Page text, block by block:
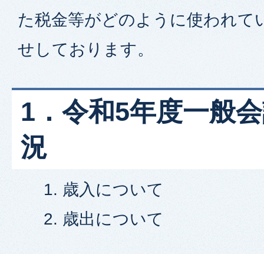
た税金等がどのように使われて
せしております。
1．令和5年度一般
況
歳入について
歳出について